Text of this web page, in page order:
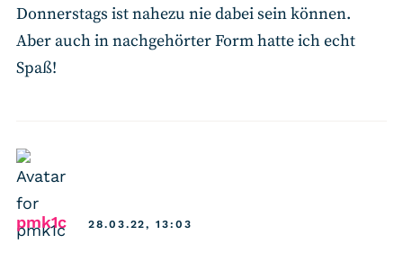
Donnerstags ist nahezu nie dabei sein können.
Aber auch in nachgehörter Form hatte ich echt
Spaß!
pmk1csays:28.03.22, 13:03